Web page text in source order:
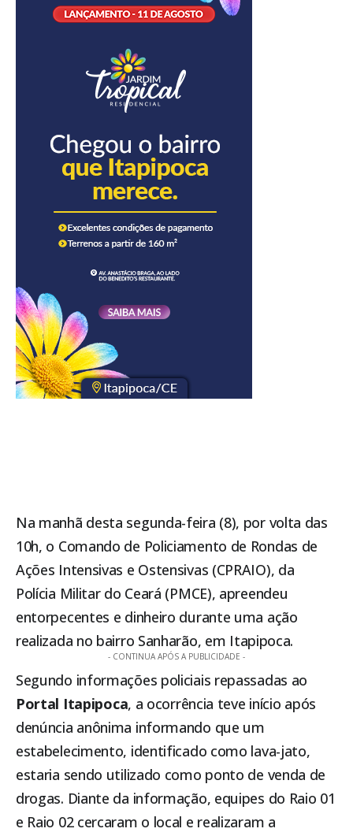
Na manhã desta segunda-feira (8), por volta das
10h, o Comando de Policiamento de Rondas de
Ações Intensivas e Ostensivas (CPRAIO), da
Polícia Militar do Ceará (PMCE), apreendeu
entorpecentes e dinheiro durante uma ação
realizada no bairro Sanharão, em Itapipoca.
- CONTINUA APÓS A PUBLICIDADE -
Segundo informações policiais repassadas ao
Portal Itapipoca, a ocorrência teve início após
denúncia anônima informando que um
estabelecimento, identificado como lava-jato,
estaria sendo utilizado como ponto de venda de
drogas. Diante da informação, equipes do Raio 01
e Raio 02 cercaram o local e realizaram a